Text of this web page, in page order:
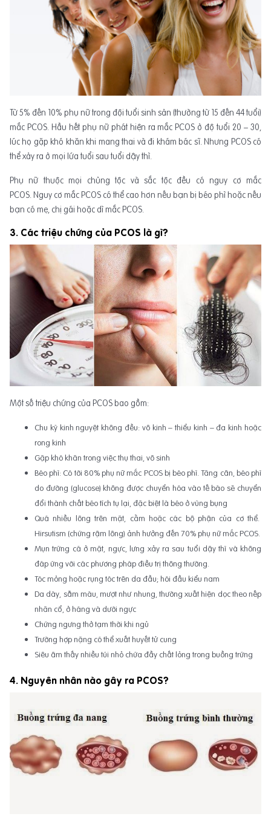
Từ 5% đến 10% phụ nữ trong đội tuổi sinh sản (thường từ 15 đến 44 tuổi)
mắc PCOS. Hầu hết phụ nữ phát hiện ra mắc PCOS ở độ tuổi 20 – 30,
lúc họ gặp khó khăn khi mang thai và đi khám bác sĩ. Nhưng PCOS có
thể xảy ra ở mọi lứa tuổi sau tuổi dậy thì.
Phụ nữ thuộc mọi chủng tộc và sắc tộc đều có nguy cơ mắc
PCOS. Nguy cơ mắc PCOS có thể cao hơn nếu bạn bị béo phì hoặc nếu
bạn có mẹ, chị gái hoặc dì mắc PCOS.
3. Các triệu chứng của PCOS là gì?
Một số triệu chứng của PCOS bao gồm:
Chu kỳ kinh nguyệt không đều: vô kinh – thiểu kinh – đa kinh hoặc
rong kinh
Gặp khó khăn trong việc thụ thai, vô sinh
Béo phì: Có tới 80% phụ nữ mắc PCOS bị béo phì. Tăng cân, béo phì
do đường (glucose) không được chuyển hóa vào tế bào sẽ chuyển
đổi thành chất béo tích tụ lại, đặc biệt là béo ở vùng bụng
Quá nhiều lông trên mặt, cằm hoặc các bộ phận của cơ thể.
Hirsutism (chứng rậm lông) ảnh hưởng đến 70% phụ nữ mắc PCOS.
Mụn trứng cá ở mặt, ngực, lưng xảy ra sau tuổi dậy thì và không
đáp ứng với các phương pháp điều trị thông thường.
Tóc mỏng hoặc rụng tóc trên da đầu; hói đầu kiểu nam
Da dày, sẫm màu, mượt như nhung, thường xuất hiện dọc theo nếp
nhăn cổ, ở háng và dưới ngực
Chứng ngưng thở tạm thời khi ngủ
Trường hợp nặng có thể xuất huyết tử cung
Siêu âm thấy nhiều túi nhỏ chứa đầy chất lỏng trong buồng trứng
4. Nguyên nhân nào gây ra PCOS?